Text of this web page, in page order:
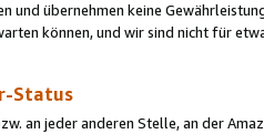
und übernehmen keine
können, und wir sind nicht für
Status
an jeder anderen Stelle, an der